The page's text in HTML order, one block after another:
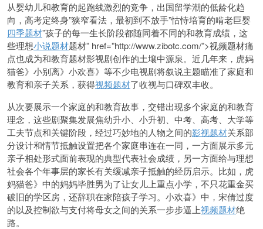
从婴幼儿和教育的起跑线激烈的竞争，出国留学潮的低龄化趋
向，高考定终身”狭窄看法，最初到不放手”怙恃培育的啃老巨婴
四季题材”孩子的每一生长阶段都随同着不同的和教育成绩，这
些理想小说题材题材” href=”http://www.zibotc.com/”>视频题材痛
点也成为和教育题材影视剧创作的土壤中源泉。近几年来，虎妈
猫爸》小别离》小欢喜》等不少电视剧将叙说主题瞄准了家庭和
教育和亲子关系，获得视频题材了收视与口碑双丰收。
从次要展示一个家庭的和教育故事，交错出现多个家庭的和教育
理念，这些剧聚集发展焦幼升小、小升初、中考、高考、大学等
工夫节点和关键阶段，经过巧妙地的人物之间的影视题材关系部
分设计和情节抵触设置把各个家庭串连在一同，一方面展示多元
亲子相处形式面前表现的典型代表社会成绩，另一方面给与理想
社会各个年事层的家长有关缓减亲子抵触的经历启示。比如，虎
妈猫爸》中的妈妈毕胜男为了让女儿上重点小学，不只花重金买
破旧的学区房，还辞职在家陪孩子学习。小欢喜》中，宋倩过度
的以及控制欲与支付将母女之间的关系一步步逼上视频题材绝
路。